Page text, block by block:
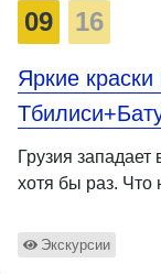
09 16
Яркие краски
Грузия
хотя бы раз. Что
Экскурсии